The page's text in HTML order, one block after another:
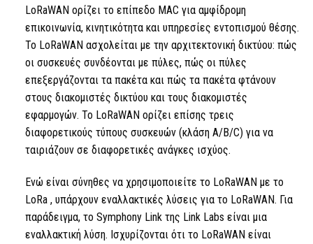
LoRaWAN ορίζει το επίπεδο MAC για αμφίδρομη
επικοινωνία, κινητικότητα και υπηρεσίες εντοπισμού θέσης.
Το LoRaWAN ασχολείται με την αρχιτεκτονική δικτύου: πώς
οι συσκευές συνδέονται με πύλες, πώς οι πύλες
επεξεργάζονται τα πακέτα και πώς τα πακέτα φτάνουν
στους διακομιστές δικτύου και τους διακομιστές
εφαρμογών. Το LoRaWAN ορίζει επίσης τρεις
διαφορετικούς τύπους συσκευών (κλάση A/B/C) για να
ταιριάζουν σε διαφορετικές ανάγκες ισχύος.
Ενώ είναι σύνηθες να χρησιμοποιείτε το LoRaWAN με το
LoRa, υπάρχουν εναλλακτικές λύσεις για το LoRaWAN. Για
παράδειγμα, το Symphony Link της Link Labs είναι μια
εναλλακτική λύση. Ισχυρίζονται ότι το LoRaWAN είναι